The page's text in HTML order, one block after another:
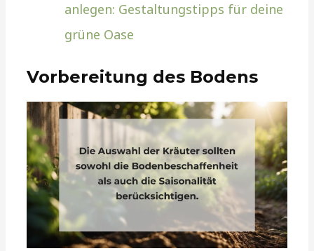
anlegen: Gestaltungstipps für deine
grüne Oase
Vorbereitung des Bodens